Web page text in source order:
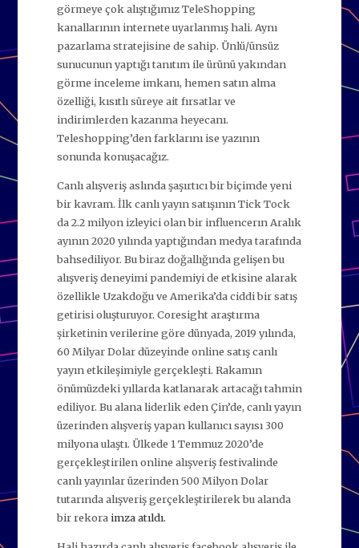
görmeye çok alıştığımız TeleShopping
kanallarının internete uyarlanmış hali. Aynı
pazarlama stratejisine de sahip. Ünlü/ünsüz
sunucunun yaptığı tanıtım ile ürünü yakından
görme inceleme imkanı, hemen satın alma
özelliği, kısıtlı süreye ait fırsatlar ve
indirimlerden kazanma heyecanı.
Teleshopping’den farklarını ise yazının
sonunda konuşacağız.
Canlı alışveriş aslında şaşırtıcı bir biçimde yeni
bir kavram. İlk canlı yayın satışının Tick Tock
da 2.2 milyon izleyici olan bir influencerın Aralık
ayının 2020 yılında yaptığından medya tarafında
bahsediliyor. Bu biraz doğallığında gelişen bu
alışveriş deneyimi pandemiyi de etkisine alarak
özellikle Uzakdoğu ve Amerika’da ciddi bir satış
getirisi oluşturuyor. Coresight araştırma
şirketinin verilerine göre dünyada, 2019 yılında,
60 Milyar Dolar düzeyinde online satış canlı
yayın etkileşimiyle gerçekleşti. Rakamın
önümüzdeki yıllarda katlanarak artacağı tahmin
ediliyor. Bu alana liderlik eden Çin’de, canlı yayın
üzerinden alışveriş yapan kullanıcı sayısı 300
milyona ulaştı. Ülkede 1 Temmuz 2020’de
gerçekleştirilen online alışveriş festivalinde
canlı yayınlar üzerinden 500 Milyon Dolar
tutarında alışveriş gerçekleştirilerek bu alanda
bir rekora imza atıldı.